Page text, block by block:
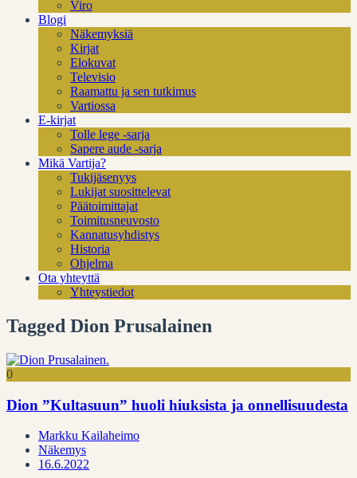
Viro
Blogi
Näkemyksiä
Kirjat
Elokuvat
Televisio
Raamattu ja sen tutkimus
Vartiossa
E-kirjat
Tolle lege -sarja
Sapere aude -sarja
Mikä Vartija?
Tukijäsenyys
Lukijat suosittelevat
Päätoimittajat
Toimitusneuvosto
Kannatusyhdistys
Historia
Ohjelma
Ota yhteyttä
Yhteystiedot
Tagged Dion Prusalainen
0
Dion ”Kultasuun” huoli hiuksista ja onnellisuudesta
Markku Kailaheimo
Näkemys
16.6.2022